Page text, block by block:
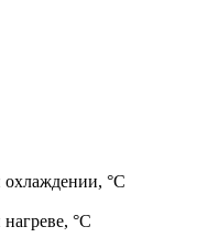
охлаждении, °C
°C